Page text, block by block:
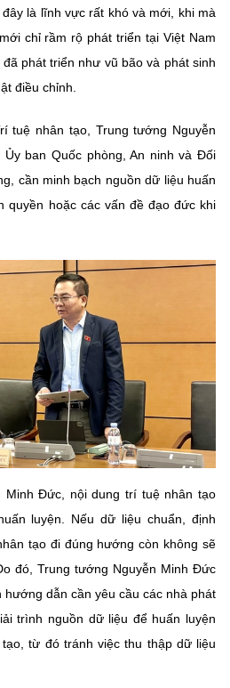
chất lượng
dự thảo VBQPPL
chất lượng
English
VÀ CÔNG NGHỆ
AND TECHNOLOGY
MST: Góp ý
học và Công nghệ (MST)
Thị Hải Hằng
thông Khoa học và Công nghệ.
- 18 Nguyễn Du, TP. Hà Nội
là lĩnh vực rất khó và mới, khi mà
chỉ rầm rộ phát triển tại Việt Nam
phát triển như vũ bão và phát sinh
điều chỉnh.
tuệ nhân tạo, Trung tướng Nguyễn
ban Quốc phòng, An ninh và Đối
cần minh bạch nguồn dữ liệu huấn
quyền hoặc các vấn đề đạo đức khi
Minh Đức, nội dung trí tuệ nhân tạo
luyện. Nếu dữ liệu chuẩn, định
tạo đi đúng hướng còn không sẽ
đó, Trung tướng Nguyễn Minh Đức
hướng dẫn cần yêu cầu các nhà phát
trình nguồn dữ liệu để huấn luyện
từ đó tránh việc thu thập dữ liệu